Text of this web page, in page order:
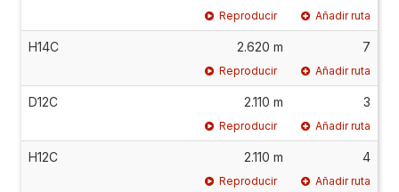
Reproducir Añadir ruta
H14C 2.620 m 7
Reproducir Añadir ruta
D12C 2.110 m 3
Reproducir Añadir ruta
H12C 2.110 m 4
Reproducir Añadir ruta